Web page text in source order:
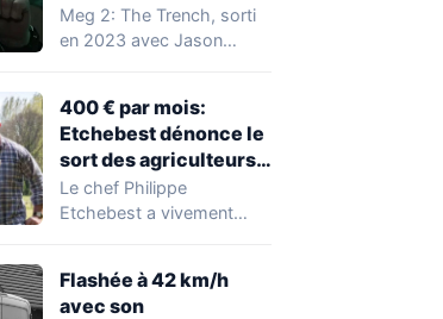
mondial
Meg 2: The Trench, sorti
en 2023 avec Jason
400 € par mois:
Etchebest dénonce le
sort des agriculteurs
en direct
Le chef Philippe
Etchebest a vivement
agriculteurs français lors…
Flashée à 42 km/h
avec son